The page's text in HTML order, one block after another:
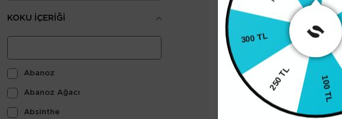
KOKU İÇERIĞI
Abanoz
Abanoz Ağacı
Absinthe TÜKENDI
100 TL
250 TL
300 TL